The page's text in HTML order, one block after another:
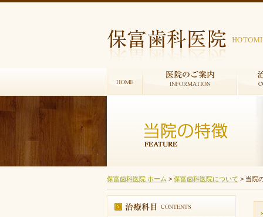
保富歯科医院 ホーム > 保富歯科医院について > 当院